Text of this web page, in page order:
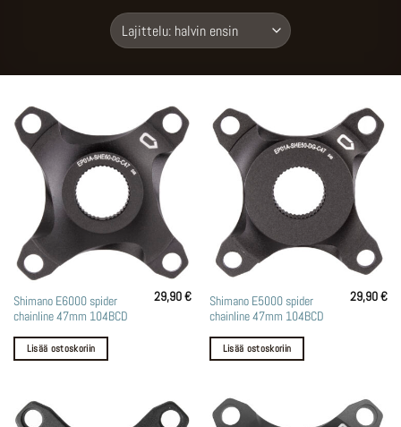
Shimano E6000 spider
chainline 47mm 104BCD
29,90€
Lisää ostoskoriin
Shimano E5000 spider
chainline 47mm 104BCD
29,90€
Lisää ostoskoriin